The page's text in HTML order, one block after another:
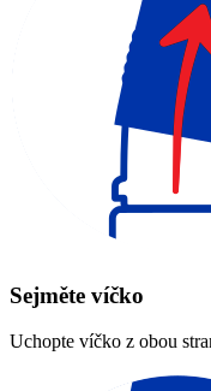
Sejměte víčko
Uchopte víčko z obou